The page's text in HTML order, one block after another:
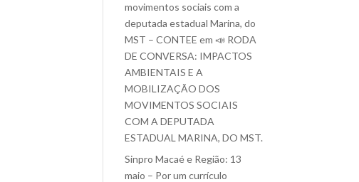
movimentos sociais com a
deputada estadual Marina, do
MST – CONTEE em 📣 RODA
DE CONVERSA: IMPACTOS
AMBIENTAIS E A
MOBILIZAÇÃO DOS
MOVIMENTOS SOCIAIS
COM A DEPUTADA
ESTADUAL MARINA, DO MST.
Sinpro Macaé e Região: 13
maio – Por um currículo